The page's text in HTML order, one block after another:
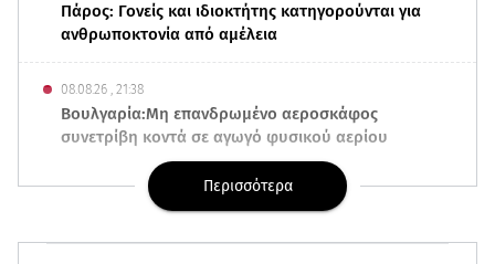
Πάρος: Γονείς και ιδιοκτήτης κατηγορούνται για
ανθρωποκτονία από αμέλεια
08.08.26 , 21:38
Βουλγαρία:Μη επανδρωμένο αεροσκάφος
συνετρίβη κοντά σε αγωγό φυσικού αερίου
Φωτιά στην Αττικοβοιωτία: Ενέργεια ίση με έξι
ατομικές βόμβες
Περισσότερα